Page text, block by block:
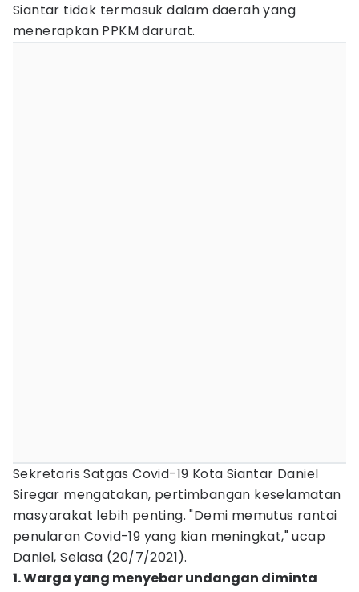
Siantar tidak termasuk dalam daerah yang
menerapkan PPKM darurat.
Sekretaris Satgas Covid-19 Kota Siantar Daniel
Siregar mengatakan, pertimbangan keselamatan
masyarakat lebih penting. "Demi memutus rantai
penularan Covid-19 yang kian meningkat," ucap
Daniel, Selasa (20/7/2021).
1. Warga yang menyebar undangan diminta